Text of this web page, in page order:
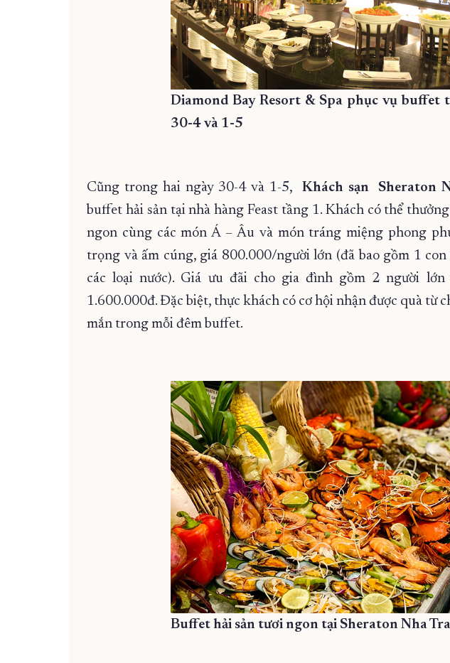
Diamond Bay Resort & Spa phục vụ buffet
30-4 và 1-5
Cũng trong hai ngày 30-4 và 1-5, Khách sạn Sheraton
buffet hải sản tại nhà hàng Feast tầng 1. Khách có thể
ngon cùng các món Á – Âu và món tráng miệng phong
trọng và ấm cúng, giá 800.000/người lớn (đã bao gồm 1
các loại nước). Giá ưu đãi cho gia đình gồm 2 người
1.600.000đ. Đặc biệt, thực khách có cơ hội nhận được quà từ
mắn trong mỗi đêm buffet.
Buffet hải sản tươi ngon tại Sheraton Nha